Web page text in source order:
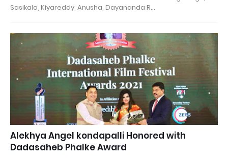
Sasikala, Kiyareddy, Anusha, Dayananda R…
Alekhya Angel kondapalli Honored with
Dadasaheb Phalke Award